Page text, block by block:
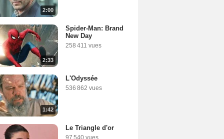
2:00
2:33
Spider-Man: Brand
New Day
258 411 vues
1:42
L'Odyssée
536 862 vues
Le Triangle d'or
97 540 vues